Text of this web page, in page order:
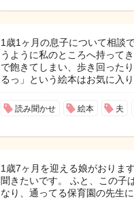
1歳1ヶ月の息子について相談
うように私のところへ持って
で飽きてしまい、歩き回った
るっ」という絵本はお気に入
読み聞かせ 絵本 夫
1歳7ヶ月を迎える娘がおりま
聞きたいです。 ふと、この子
なり、通ってる保育園の先生